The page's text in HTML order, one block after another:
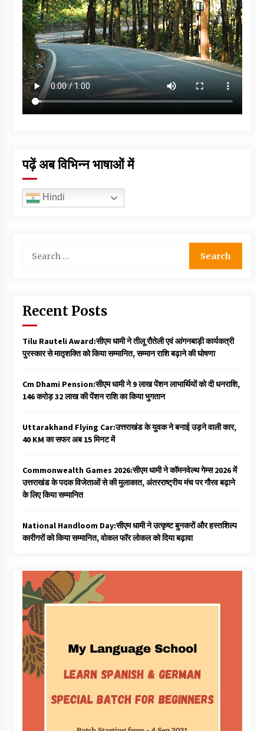
पढ़ें अब विभिन्न भाषाओं में
Hindi
for:
Recent Posts
Tilu Rauteli Award:सीएम धामी ने तीलू रौतेली एवं आंगनबाड़ी कार्यकत्री
पुरस्कार से मातृशक्ति को किया सम्मानित, सम्मान राशि बढ़ाने की घोषणा
Cm Dhami Pension:सीएम धामी ने 9 लाख पेंशन लाभार्थियों को दी धनराशि, ₹
146 करोड़ 32 लाख की पेंशन राशि का किया भुगतान
Uttarakhand Flying Car:उत्तराखंड के युवक ने बनाई उड़ने वाली कार,
40 KM का सफर अब 15 मिनट में
Commonwealth Games 2026:सीएम धामी ने कॉमनवेल्थ गेम्स 2026 में
उत्तराखंड के पदक विजेताओं से की मुलाकात, अंतरराष्ट्रीय मंच पर गौरव बढ़ाने
के लिए किया सम्मानित
National Handloom Day:सीएम धामी ने उत्कृष्ट बुनकरों और हस्तशिल्प
कारीगरों को किया सम्मानित, वोकल फॉर लोकल को दिया बढ़ावा